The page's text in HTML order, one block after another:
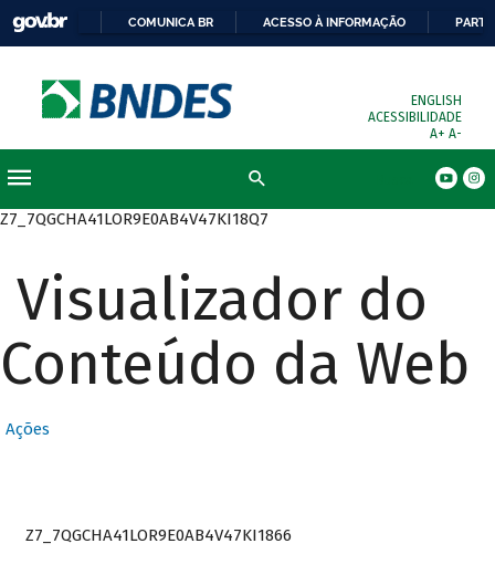
COMUNICA BR ACESSO À INFORMAÇÃO
ENGLISH
ACESSIBILIDADE
A+ A-
Z7_7QGCHA41LOR9E0AB4V47KI18Q7
Visualizador do
Conteúdo da Web
Ações
Z7_7QGCHA41LOR9E0AB4V47KI1866